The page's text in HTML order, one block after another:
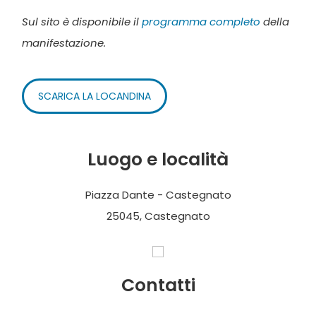
Sul sito è disponibile ilprogramma completo della
manifestazione.
SCARICA LA LOCANDINA
Luogo e località
Piazza Dante - Castegnato
25045, Castegnato
Contatti